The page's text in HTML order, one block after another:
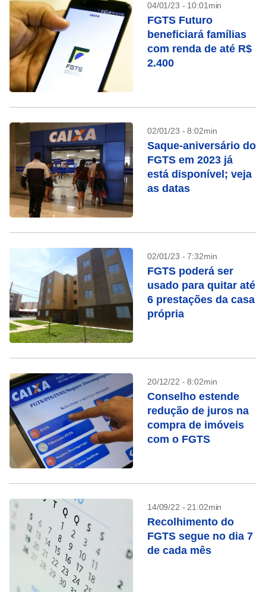
04/01/23 - 10:01min
FGTS Futuro
beneficiará famílias
com renda de até R$
2.400
02/01/23 - 8:02min
Saque-aniversário do
FGTS em 2023 já
está disponível; veja
as datas
02/01/23 - 7:32min
FGTS poderá ser
usado para quitar até
6 prestações da casa
própria
20/12/22 - 8:02min
Conselho estende
redução de juros na
compra de imóveis
com o FGTS
14/09/22 - 21:02min
Recolhimento do
FGTS segue no dia 7
de cada mês